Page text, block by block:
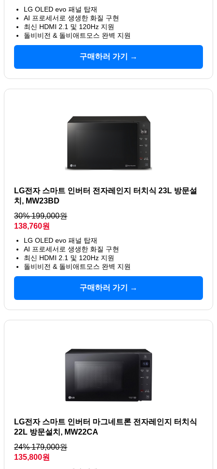
LG OLED evo 패널 탑재
AI 프로세서로 생생한 화질 구현
최신 HDMI 2.1 및 120Hz 지원
돌비비전 & 돌비애트모스 완벽 지원
구매하러 가기 →
LG전자 스마트 인버터 전자레인지 터치식 23L 방문설
치, MW23BD
30% 199,000원
138,760원
LG OLED evo 패널 탑재
AI 프로세서로 생생한 화질 구현
최신 HDMI 2.1 및 120Hz 지원
돌비비전 & 돌비애트모스 완벽 지원
구매하러 가기 →
LG전자 스마트 인버터 마그네트론 전자레인지 터치식
22L 방문설치, MW22CA
24% 179,000원
135,800원